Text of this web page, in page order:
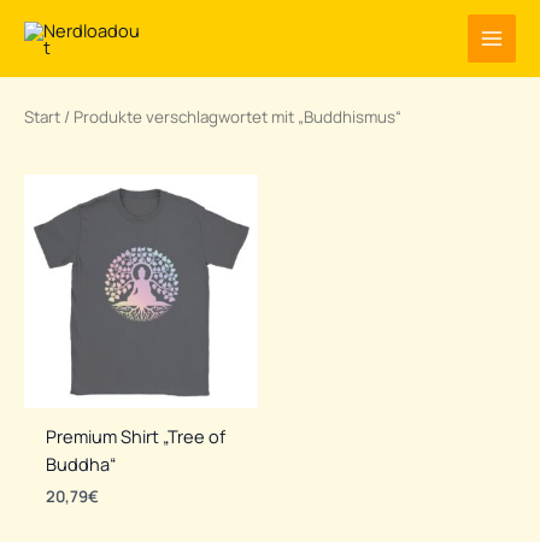
Inhalt
Start / Produkte verschlagwortet mit „Buddhismus“
Premium Shirt „Tree of
Buddha“
20,79€